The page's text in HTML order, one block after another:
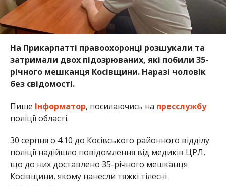
На Прикарпатті правоохоронці розшукали та
затримали двох підозрюваних, які побили 35-
річного мешканця Косівщини. Наразі чоловік
без свідомості.
Пише Інформатор, посилаючись на пресслужбу
поліції області.
30 серпня о 4:10 до Косівського районного відділу
поліції надійшло повідомлення від медиків ЦРЛ,
що до них доставлено 35-річного мешканця
Косівщини, якому нанесли тяжкі тілесні